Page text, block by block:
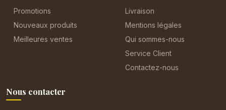
Promotions
Nouveaux produits
Meilleures ventes
Livraison
Mentions légales
Qui sommes-nous
Service Client
Contactez-nous
Nous contacter